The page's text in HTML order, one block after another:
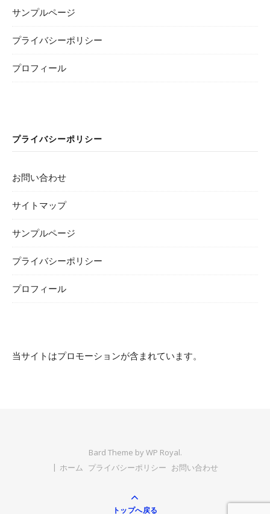
サンプルページ
プライバシーポリシー
プロフィール
プライバシーポリシー
お問い合わせ
サイトマップ
サンプルページ
プライバシーポリシー
プロフィール
当サイトはプロモーションが含まれています。
Bard Theme byWP Royal.
ホーム プライバシーポリシー お問い合わせ
トップへ戻る